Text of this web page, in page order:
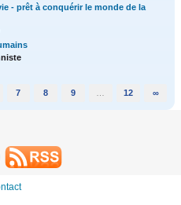
- prêt à conquérir le monde de la
7 8 9 12 ∞